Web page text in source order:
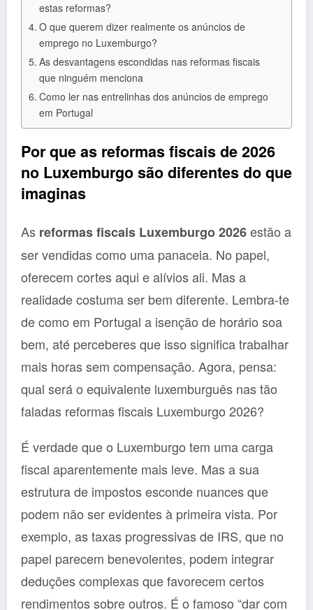
estas reformas?
O que querem dizer realmente os anúncios de
emprego no Luxemburgo?
As desvantagens escondidas nas reformas fiscais
que ninguém menciona
Como ler nas entrelinhas dos anúncios de emprego
em Portugal
Por que as reformas fiscais de 2026
no Luxemburgo são diferentes do que
imaginas
As reformas fiscais Luxemburgo 2026estão a
ser vendidas como uma panaceia. No papel,
oferecem cortes aqui e alívios ali. Mas a
realidade costuma ser bem diferente. Lembra-te
de como em Portugal a isenção de horário soa
bem, até perceberes que isso significa trabalhar
mais horas sem compensação. Agora, pensa:
qual será o equivalente luxemburguês nas tão
faladas reformas fiscais Luxemburgo 2026?
É verdade que o Luxemburgo tem uma carga
fiscal aparentemente mais leve. Mas a sua
estrutura de impostos esconde nuances que
podem não ser evidentes à primeira vista. Por
exemplo, as taxas progressivas de IRS, que no
papel parecem benevolentes, podem integrar
deduções complexas que favorecem certos
rendimentos sobre outros. É o famoso “dar com